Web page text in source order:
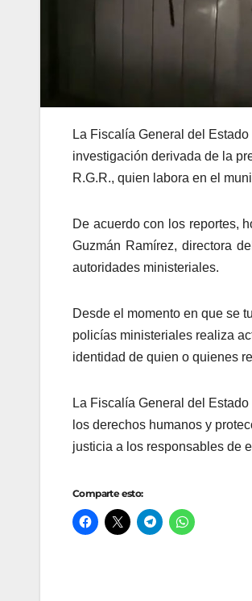
La Fiscalía General del
investigación derivada de la
R.G.R., quien labora en el
De acuerdo con los reportes,
Guzmán Ramírez, directora
autoridades ministeriales.
Desde el momento en que se
policías ministeriales realiza
identidad de quien o quienes
La Fiscalía General del
los derechos humanos y
justicia a los responsables de
Comparte esto: